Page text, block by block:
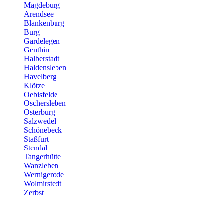
Magdeburg
Arendsee
Blankenburg
Burg
Gardelegen
Genthin
Halberstadt
Haldensleben
Havelberg
Klötze
Oebisfelde
Oschersleben
Osterburg
Salzwedel
Schönebeck
Staßfurt
Stendal
Tangerhütte
Wanzleben
Wernigerode
Wolmirstedt
Zerbst